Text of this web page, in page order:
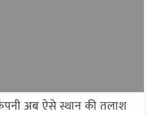
अब ऐसे स्थान की तलाश